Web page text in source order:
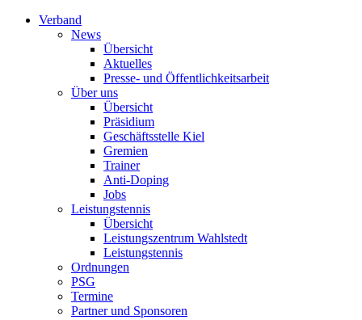
Verband
News
Übersicht
Aktuelles
Presse- und Öffentlichkeitsarbeit
Über uns
Übersicht
Präsidium
Geschäftsstelle Kiel
Gremien
Trainer
Anti-Doping
Jobs
Leistungstennis
Übersicht
Leistungszentrum Wahlstedt
Leistungstennis
Ordnungen
PSG
Termine
Partner und Sponsoren